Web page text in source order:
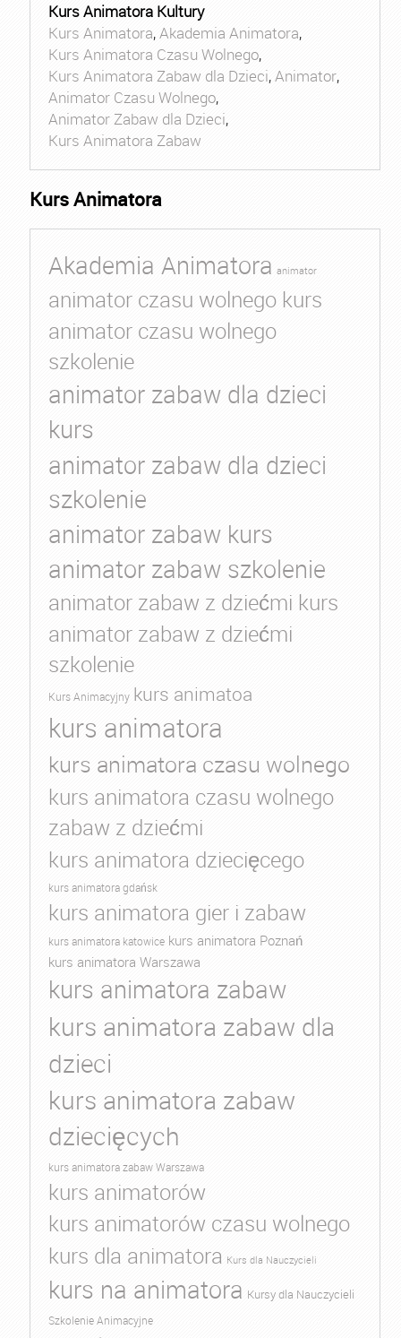
Kurs Animatora Kultury
Kurs Animatora,Akademia Animatora,
Kurs Animatora Czasu Wolnego,
Kurs Animatora Zabaw dla Dzieci,Animator,
Animator Czasu Wolnego,
Animator Zabaw dla Dzieci,
Kurs Animatora Zabaw
Kurs Animatora
Akademia Animatora animator
animator czasu wolnego kurs
animator czasu wolnego
szkolenie
animator zabaw dla dzieci
kurs
animator zabaw dla dzieci
szkolenie
animator zabaw kurs
animator zabaw szkolenie
animator zabaw z dziećmi kurs
animator zabaw z dziećmi
szkolenie
Kurs Animacyjny kurs animatoa
kurs animatora
kurs animatora czasu wolnego
kurs animatora czasu wolnego
zabaw z dziećmi
kurs animatora dziecięcego
kurs animatora gdańsk
kurs animatora gier i zabaw
kurs animatora katowice kurs animatora Poznań
kurs animatora Warszawa
kurs animatora zabaw
kurs animatora zabaw dla
dzieci
kurs animatora zabaw
dziecięcych
kurs animatora zabaw Warszawa
kurs animatorów
kurs animatorów czasu wolnego
kurs dla animatora Kurs dla Nauczycieli
kurs na animatora Kursy dla Nauczycieli
Szkolenie Animacyjne